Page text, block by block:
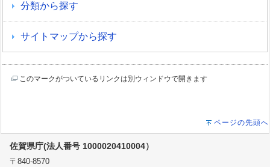
分類から探す
サイトマップから探す
このマークがついているリンクは別ウィンドウで開きます
ページの先頭へ
佐賀県庁(法人番号 1000020410004）
〒840-8570